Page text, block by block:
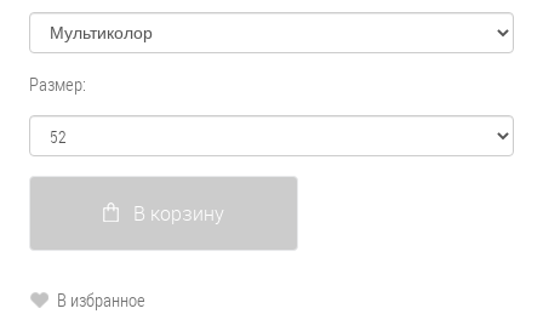
Размер:
В корзину
В избранное